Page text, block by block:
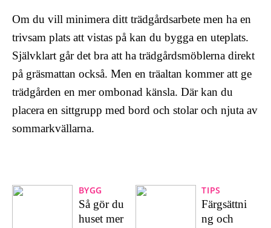
Om du vill minimera ditt trädgårdsarbete men ha en
trivsam plats att vistas på kan du bygga en uteplats.
Självklart går det bra att ha trädgårdsmöblerna direkt
på gräsmattan också. Men en träaltan kommer att ge
trädgården en mer ombonad känsla. Där kan du
placera en sittgrupp med bord och stolar och njuta av
sommarkvällarna.
BYGG
Så gör du
huset mer
TIPS
Färgsättni
ng och